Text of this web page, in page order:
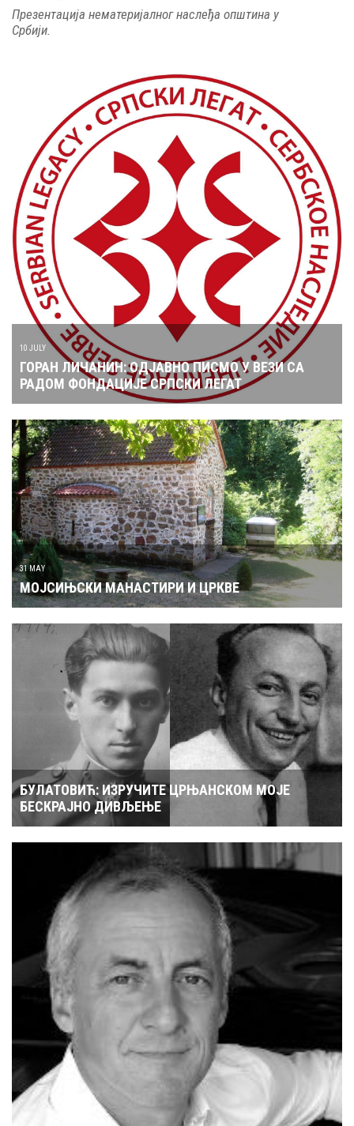
Презентација нематеријалног наслеђа општина у
Србији.
10 JULY
ГОРАН ЛИЧАНИН: ОДЈАВНО ПИСМО У ВЕЗИ СА
РАДОМ ФОНДАЦИЈЕ СРПСКИ ЛЕГАТ
31 MAY
МОЈСИЊСКИ МАНАСТИРИ И ЦРКВЕ
БУЛАТОВИЋ: ИЗРУЧИТЕ ЦРЊАНСКОМ МОЈЕ
БЕСКРАЈНО ДИВЉЕЊЕ